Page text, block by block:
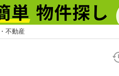
不動産